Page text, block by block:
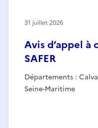
Avis d’appel à
SAFER
Départements :
Seine-Maritime
31 juillet 2026